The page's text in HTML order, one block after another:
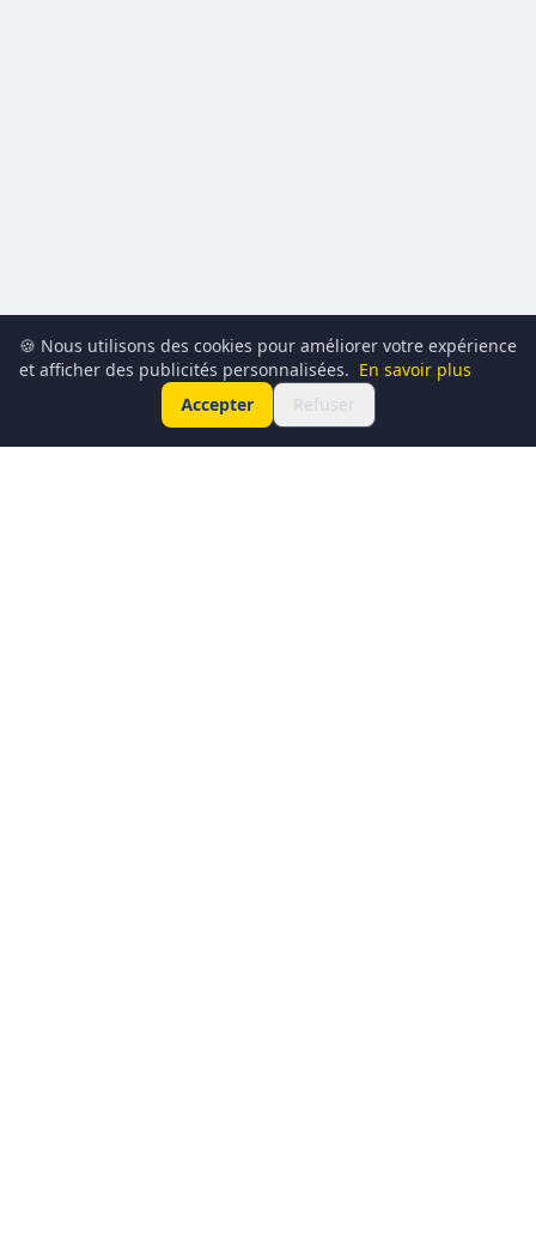
🍪 Nous utilisons des cookies pour améliorer votre expérience
et afficher des publicités personnalisées. En savoir plus
Accepter
Refuser